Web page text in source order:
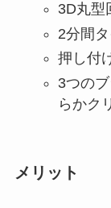
3D丸型
2分間
押し付
3つの
らかク
メリット